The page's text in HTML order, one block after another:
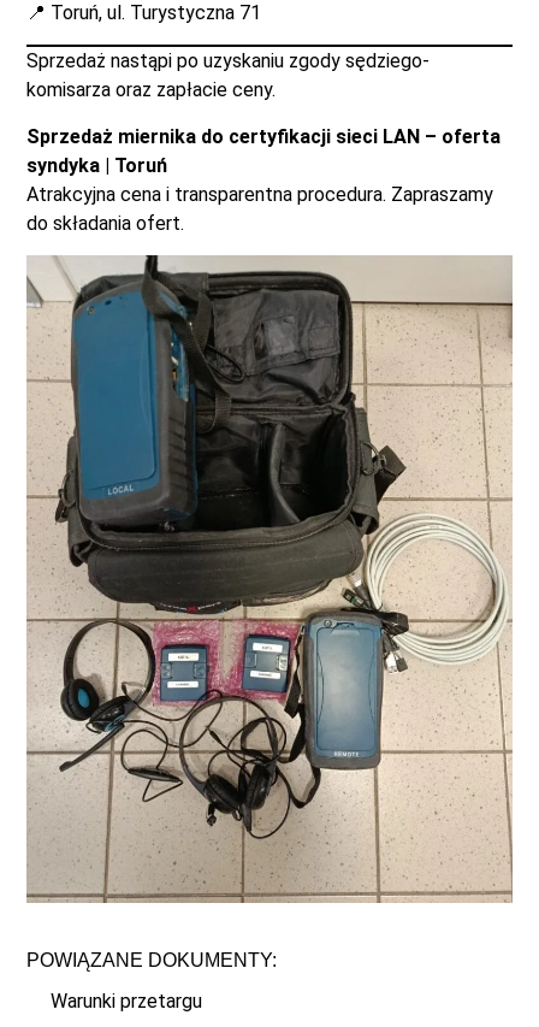
📍 Toruń, ul. Turystyczna 71
Sprzedaż nastąpi po uzyskaniu zgody sędziego-
komisarza oraz zapłacie ceny.
Sprzedaż miernika do certyfikacji sieci LAN – oferta
syndyka | Toruń
Atrakcyjna cena i transparentna procedura. Zapraszamy
do składania ofert.
POWIĄZANE DOKUMENTY:
Warunki przetargu